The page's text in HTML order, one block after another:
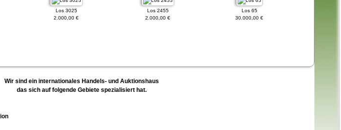
Los 3025
2.000,00 €
Los 2455
2.000,00 €
Los 65
30.000,00 €
Wir sind ein internationales Handels- und Auktionshaus
das sich auf folgende Gebiete spezialisiert hat.